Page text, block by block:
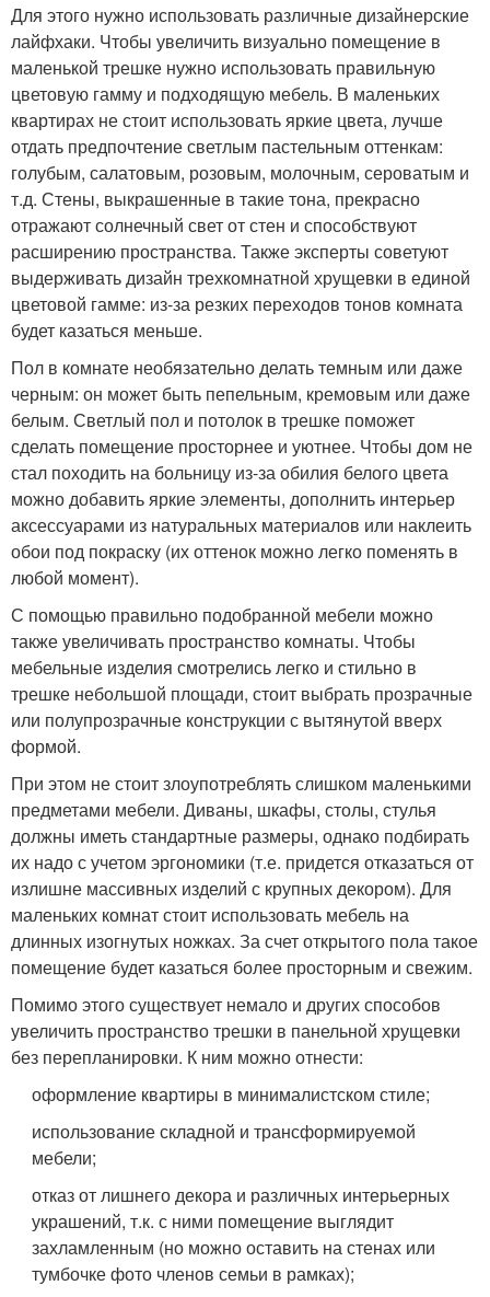
Для этого нужно использовать различные дизайнерские
лайфхаки. Чтобы увеличить визуально помещение в
маленькой трешке нужно использовать правильную
цветовую гамму и подходящую мебель. В маленьких
квартирах не стоит использовать яркие цвета, лучше
отдать предпочтение светлым пастельным оттенкам:
голубым, салатовым, розовым, молочным, сероватым и
т.д. Стены, выкрашенные в такие тона, прекрасно
отражают солнечный свет от стен и способствуют
расширению пространства. Также эксперты советуют
выдерживать дизайн трехкомнатной хрущевки в единой
цветовой гамме: из-за резких переходов тонов комната
будет казаться меньше.
Пол в комнате необязательно делать темным или даже
черным: он может быть пепельным, кремовым или даже
белым. Светлый пол и потолок в трешке поможет
сделать помещение просторнее и уютнее. Чтобы дом не
стал походить на больницу из-за обилия белого цвета
можно добавить яркие элементы, дополнить интерьер
аксессуарами из натуральных материалов или наклеить
обои под покраску (их оттенок можно легко поменять в
любой момент).
С помощью правильно подобранной мебели можно
также увеличивать пространство комнаты. Чтобы
мебельные изделия смотрелись легко и стильно в
трешке небольшой площади, стоит выбрать прозрачные
или полупрозрачные конструкции с вытянутой вверх
формой.
При этом не стоит злоупотреблять слишком маленькими
предметами мебели. Диваны, шкафы, столы, стулья
должны иметь стандартные размеры, однако подбирать
их надо с учетом эргономики (т.е. придется отказаться от
излишне массивных изделий с крупных декором). Для
маленьких комнат стоит использовать мебель на
длинных изогнутых ножках. За счет открытого пола такое
помещение будет казаться более просторным и свежим.
Помимо этого существует немало и других способов
увеличить пространство трешки в панельной хрущевки
без перепланировки. К ним можно отнести:
оформление квартиры в минималистском стиле;
использование складной и трансформируемой
мебели;
отказ от лишнего декора и различных интерьерных
украшений, т.к. с ними помещение выглядит
захламленным (но можно оставить на стенах или
тумбочке фото членов семьи в рамках);